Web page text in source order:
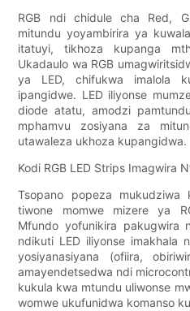
RGB ndi chidule cha Red,
mitundu yoyambirira ya
itatuyi, tikhoza kupanga
Ukadaulo wa RGB
ya LED, chifukwa imalola
ipangidwe. LED iliyonse
diode atatu, amodzi
mphamvu zosiyana za
utawaleza ukhoza kupangidwa.
Kodi RGB LED Strips Imagwira
Tsopano popeza
tiwone momwe mizere ya
Mfundo yofunikira pakugwira
ndikuti LED iliyonse imakhala
yosiyanasiyana (ofiira,
amayendetsedwa ndi
kukula kwa mtundu uliwonse
womwe ukufunidwa komanso